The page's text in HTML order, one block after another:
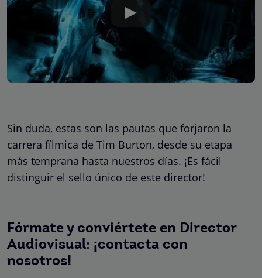
Sin duda, estas son las pautas que forjaron la
carrera fílmica de Tim Burton, desde su etapa
más temprana hasta nuestros días. ¡Es fácil
distinguir el sello único de este director!
Fórmate y conviértete en Director
Audiovisual: ¡contacta con
nosotros!